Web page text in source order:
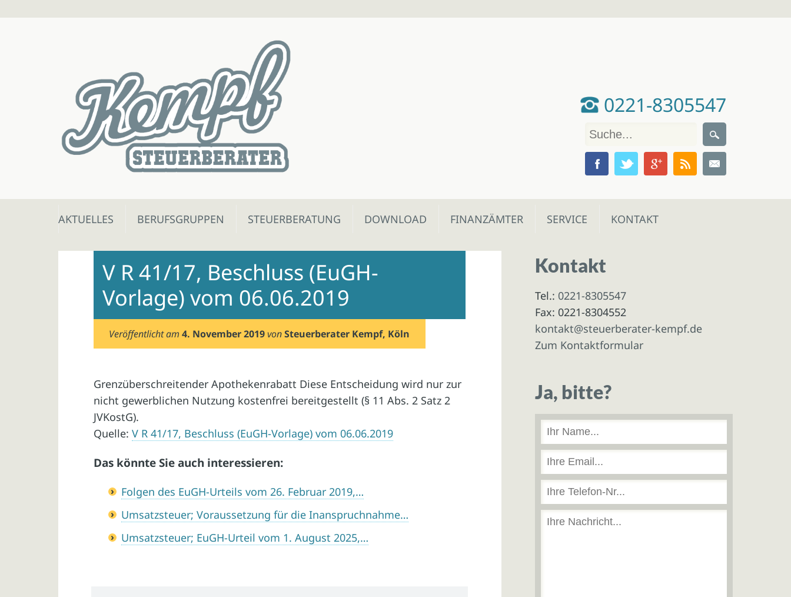
0221-8305547
Skip
AKTUELLES BERUFSGRUPPEN STEUERBERATUNG DOWNLOAD FINANZÄMTER SERVICE KONTAKT
V R 41/17, Beschluss (EuGH-
Vorlage) vom 06.06.2019
Veröffentlicht am4. November 2019 vonSteuerberater Kempf, Köln
Grenzüberschreitender Apothekenrabatt Diese Entscheidung wird nur zur
nicht gewerblichen Nutzung kostenfrei bereitgestellt (§ 11 Abs. 2 Satz 2
JVKostG).
Quelle:V R 41/17, Beschluss (EuGH-Vorlage) vom 06.06.2019
Das könnte Sie auch interessieren:
Folgen des EuGH-Urteils vom 26. Februar 2019,…
Umsatzsteuer; Voraussetzung für die Inanspruchnahme…
Umsatzsteuer; EuGH-Urteil vom 1. August 2025,…
Kontakt
Tel.: 0221-8305547
Fax: 0221-8304552
kontakt@steuerberater-kempf.de
Zum Kontaktformular
Ja, bitte?